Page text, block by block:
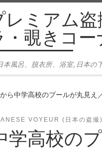
レミアム
・覗きコー
本風呂、脱衣所、浴室, 日本の
ら中学高校のプールが丸見え
VOYEUR (日本の盗撮)
学高校の